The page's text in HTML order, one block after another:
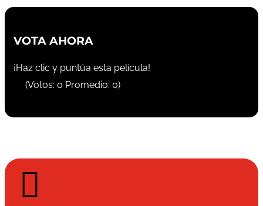
VOTA AHORA
¡Haz clic y puntúa esta película!
(Votos: 0 Promedio: 0)
